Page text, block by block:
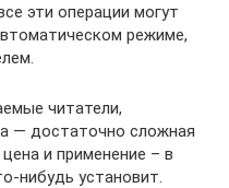
эти операции могут
режиме,
читатели,
— достаточно сложная
и применение – в
нибудь установит.